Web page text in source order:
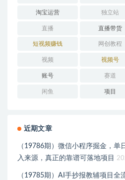
淘宝运营 独立站
直播 直播带货
短视频赚钱 网创教程
视频 视频号
账号 赛道
闲鱼 项目
近期文章
（19786期）微信小程序掘金，单
入来源，真正的靠谱可落地项目
（19785期）AI手抄报教辅项目全